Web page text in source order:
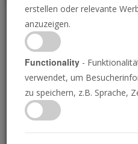
Das verlorene
Jahrhundert
03.06.2022 • 25 Minuten
Wussten Sie, dass die
Evangeliums, die von
erstellen oder relevante
anzuzeigen.
Functionality -
verwendet, um
zu speichern, z.B. Sprache,